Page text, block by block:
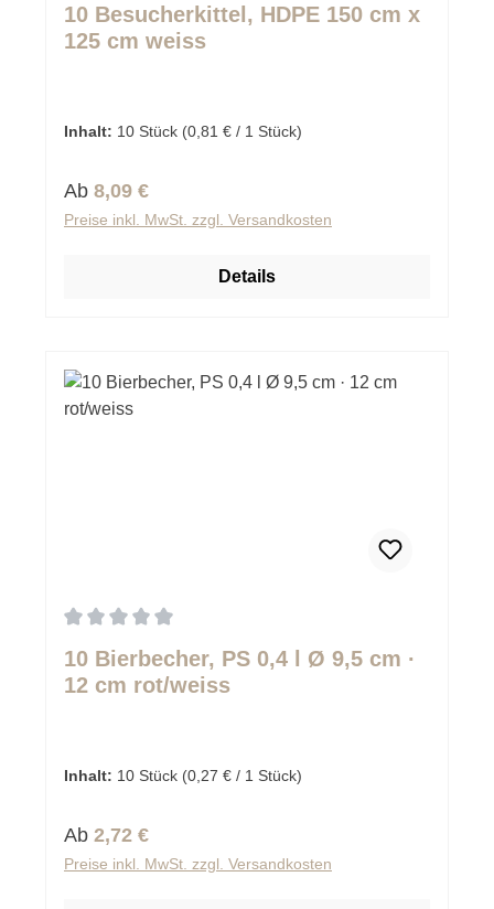
10 Besucherkittel, HDPE 150 cm x
125 cm weiss
Inhalt: 10 Stück (0,81 € / 1 Stück)
Regulärer Preis:
Ab 8,09 €
Preise inkl. MwSt. zzgl. Versandkosten
Details
10 Bierbecher, PS 0,4 l Ø 9,5 cm ·
12 cm rot/weiss
Inhalt: 10 Stück (0,27 € / 1 Stück)
Regulärer Preis:
Ab 2,72 €
Preise inkl. MwSt. zzgl. Versandkosten